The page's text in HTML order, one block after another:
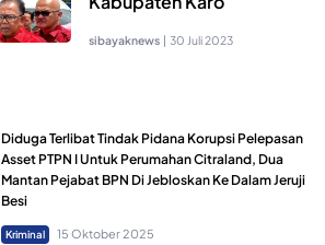
sibayaknews | 30 Juli 2023
Diduga Terlibat Tindak Pidana Korupsi Pelepasan
Asset PTPN I Untuk Perumahan Citraland, Dua
Mantan Pejabat BPN Di Jebloskan Ke Dalam Jeruji
Besi
Kriminal 15 Oktober 2025